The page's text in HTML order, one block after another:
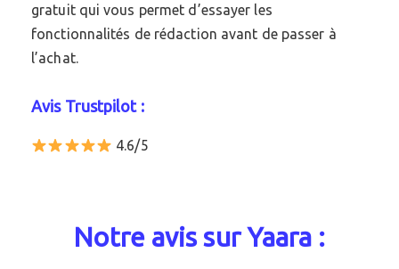
gratuit qui vous permet d’essayer les
fonctionnalités de rédaction avant de passer à
l’achat.
Avis Trustpilot :
4.6/5
Notre avis sur Yaara :